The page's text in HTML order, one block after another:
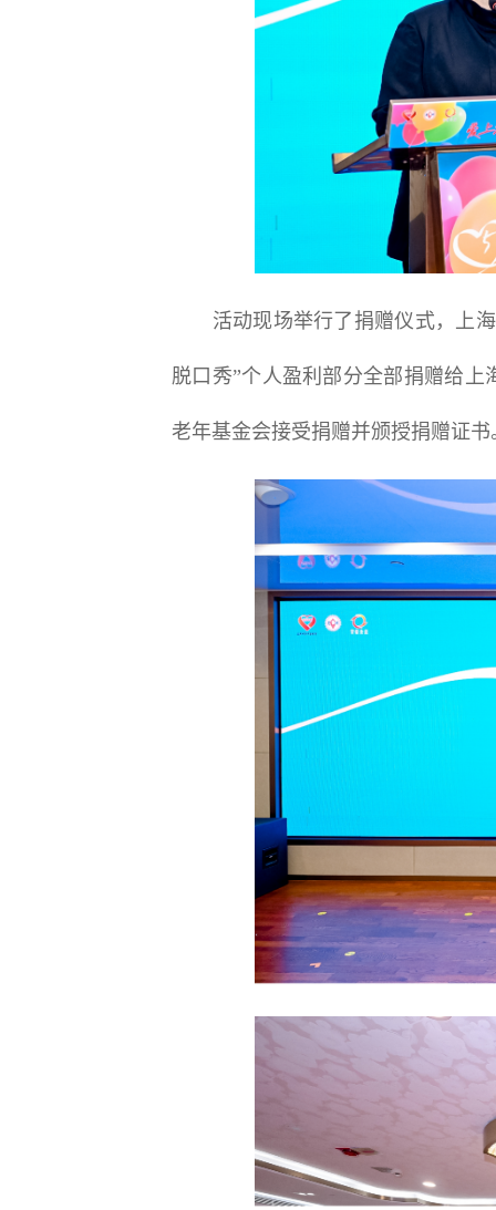
活动现场举行了捐赠仪式，上海
脱口秀”个人盈利部分全部捐赠给
老年基金会接受捐赠并颁授捐赠证书